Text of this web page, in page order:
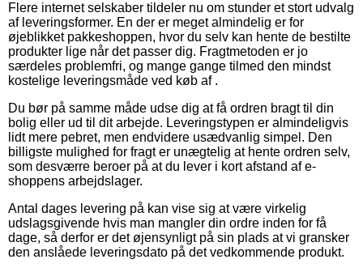
Flere internet selskaber tildeler nu om stunder et stort udvalg
af leveringsformer. En der er meget almindelig er for
øjeblikket pakkeshoppen, hvor du selv kan hente de bestilte
produkter lige når det passer dig. Fragtmetoden er jo
særdeles problemfri, og mange gange tilmed den mindst
kostelige leveringsmåde ved køb af .
Du bør på samme måde udse dig at få ordren bragt til din
bolig eller ud til dit arbejde. Leveringstypen er almindeligvis
lidt mere pebret, men endvidere usædvanlig simpel. Den
billigste mulighed for fragt er unægtelig at hente ordren selv,
som desværre beroer på at du lever i kort afstand af e-
shoppens arbejdslager.
Antal dages levering på kan vise sig at være virkelig
udslagsgivende hvis man mangler din ordre inden for få
dage, så derfor er det øjensynligt på sin plads at vi gransker
den anslåede leveringsdato på det vedkommende produkt.